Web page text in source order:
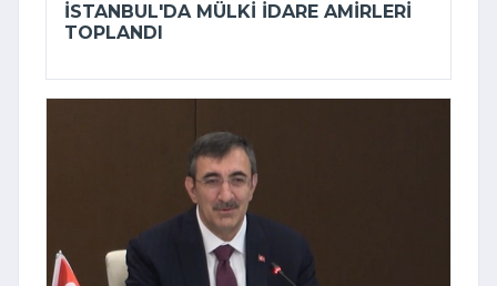
İSTANBUL'DA MÜLKI IDARE AMIRLERI
TOPLANDI